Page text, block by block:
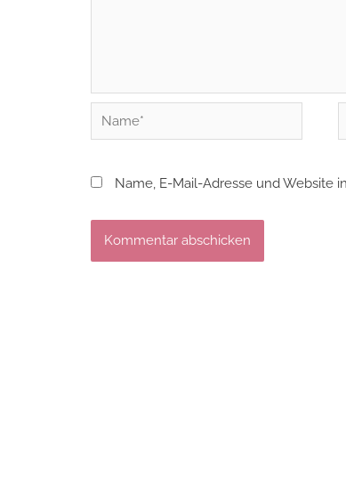
Name*
Name, E-Mail-Adresse und Website